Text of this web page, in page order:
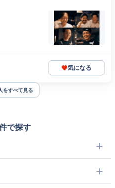
気になる
をすべて見る
で探す